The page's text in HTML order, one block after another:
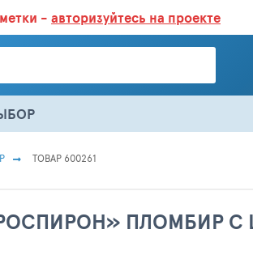
000 ТОВАРОВ. ЕЖЕДНЕВНОЕ ОБНОВЛЕНИЕ
- авторизуйтесь на проекте
ТОВАР 600261
ПЛОМБИР